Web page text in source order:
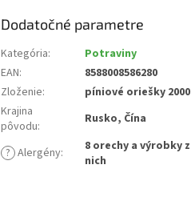
Dodatočné parametre
Kategória:
Potraviny
EAN:
8588008586280
Zloženie:
píniové oriešky 2000
Krajina
pôvodu: Rusko, Čína
? Alergény:
8 orechy a výrobky z
nich